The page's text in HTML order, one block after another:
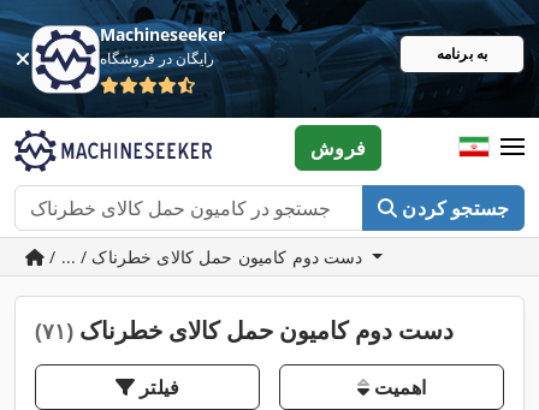
Machineseeker
رایگان در فروشگاه به برنامه
جستجو کردن
فروش
دست دوم کامیون حمل کالای خطرناک (۷۱)
فیلتر اهمیت